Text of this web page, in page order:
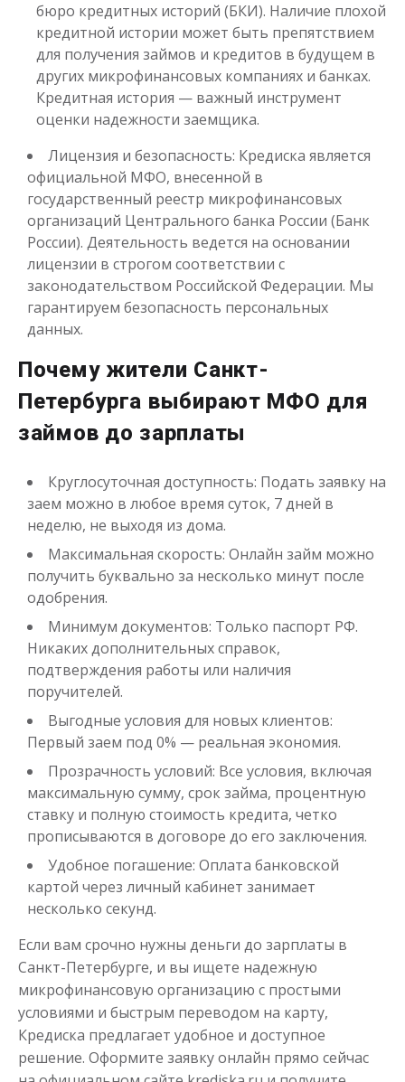
бюро кредитных историй (БКИ). Наличие плохой
кредитной истории может быть препятствием
для получения займов и кредитов в будущем в
других микрофинансовых компаниях и банках.
Кредитная история — важный инструмент
оценки надежности заемщика.
Лицензия и безопасность: Кредиска является
официальной МФО, внесенной в
государственный реестр микрофинансовых
организаций Центрального банка России (Банк
России). Деятельность ведется на основании
лицензии в строгом соответствии с
законодательством Российской Федерации. Мы
гарантируем безопасность персональных
данных.
Почему жители Санкт-
Петербурга выбирают МФО для
займов до зарплаты
Круглосуточная доступность: Подать заявку на
заем можно в любое время суток, 7 дней в
неделю, не выходя из дома.
Максимальная скорость: Онлайн займ можно
получить буквально за несколько минут после
одобрения.
Минимум документов: Только паспорт РФ.
Никаких дополнительных справок,
подтверждения работы или наличия
поручителей.
Выгодные условия для новых клиентов:
Первый заем под 0% — реальная экономия.
Прозрачность условий: Все условия, включая
максимальную сумму, срок займа, процентную
ставку и полную стоимость кредита, четко
прописываются в договоре до его заключения.
Удобное погашение: Оплата банковской
картой через личный кабинет занимает
несколько секунд.
Если вам срочно нужны деньги до зарплаты в
Санкт-Петербурге, и вы ищете надежную
микрофинансовую организацию с простыми
условиями и быстрым переводом на карту,
Кредиска предлагает удобное и доступное
решение. Оформите заявку онлайн прямо сейчас